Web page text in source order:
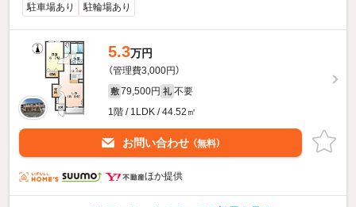
駐車場あり 駐輪場あり
5.3万円
（管理費3,000円）
敷 79,500円 礼 不要
1階 / 1LDK / 44.52㎡
お問い合わせ （無料）
ほか提供